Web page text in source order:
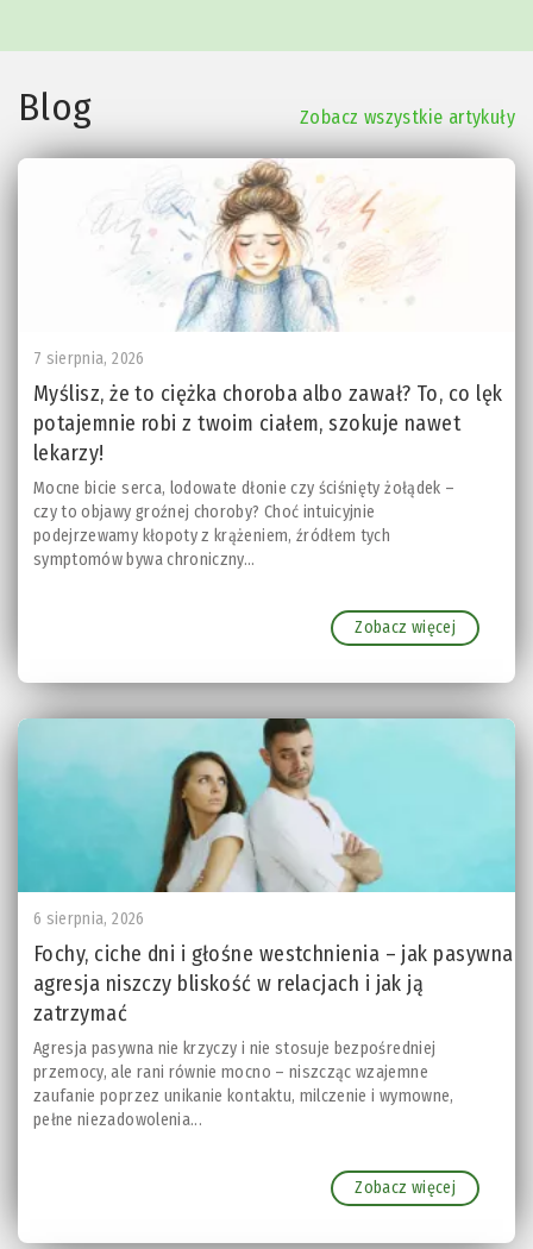
Blog Zobacz wszystkie artykuły
7 sierpnia, 2026
Myślisz, że to ciężka choroba albo zawał? To, co lęk
potajemnie robi z twoim ciałem, szokuje nawet
lekarzy!
Mocne bicie serca, lodowate dłonie czy ściśnięty żołądek –
czy to objawy groźnej choroby? Choć intuicyjnie
podejrzewamy kłopoty z krążeniem, źródłem tych
symptomów bywa chroniczny...
Zobacz więcej
6 sierpnia, 2026
Fochy, ciche dni i głośne westchnienia – jak pasywna
agresja niszczy bliskość w relacjach i jak ją
zatrzymać
Agresja pasywna nie krzyczy i nie stosuje bezpośredniej
przemocy, ale rani równie mocno – niszcząc wzajemne
zaufanie poprzez unikanie kontaktu, milczenie i wymowne,
pełne niezadowolenia...
Zobacz więcej